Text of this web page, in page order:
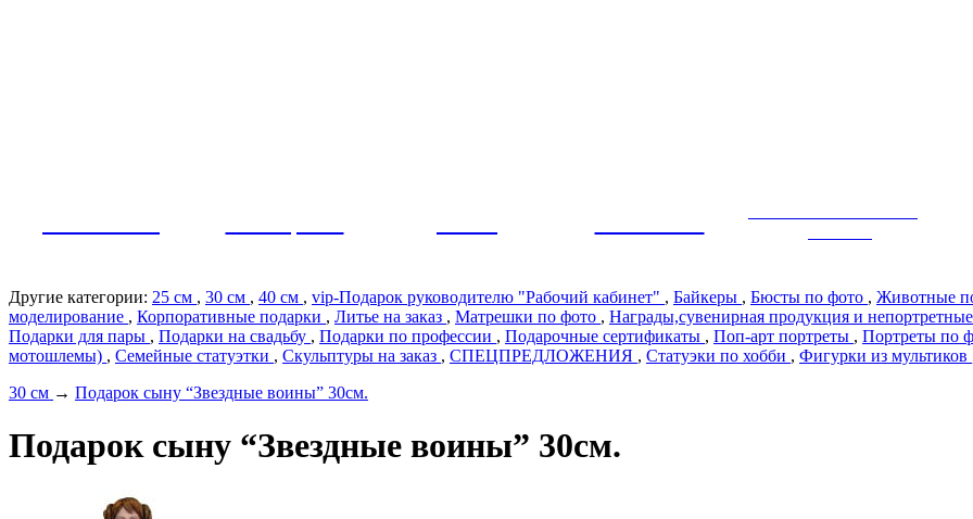
Другие категории: 25 см , 30 см , 40 см , vip-Подарок руководителю "Рабочий кабинет" , Байкеры , Бюсты по фото , Животные
моделирование , Корпоративные подарки , Литье на заказ , Матрешки по фото , Награды,сувенирная продукция и непортретные
Подарки для пары , Подарки на свадьбу , Подарки по профеcсии , Подарочные сертификаты , Поп-арт портреты , Портреты по
мотошлемы) , Семейные статуэтки , Скульптуры на заказ , СПЕЦПРЕДЛОЖЕНИЯ , Статуэки по хобби , Фигурки из мультиков
30 см → Подарок сыну “Звездные воины” 30см.
Подарок сыну “Звездные воины” 30см.